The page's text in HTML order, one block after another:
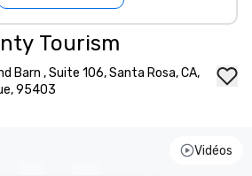
Tourism
Barn , Suite 106, Santa Rosa, CA,
95403
Vidéos